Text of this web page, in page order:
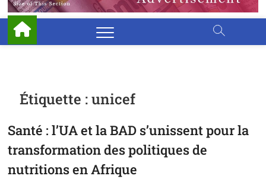
Étiquette :unicef
Santé : l’UA et la BAD s’unissent pour la
transformation des politiques de
nutritions en Afrique